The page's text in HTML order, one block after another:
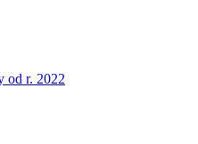
od r. 2022